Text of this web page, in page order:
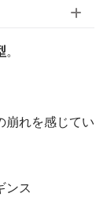
。
崩れを感じてい
ンス